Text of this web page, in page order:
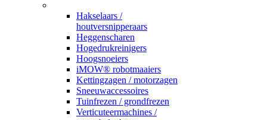
Hakselaars /
houtversnipperaars
Heggenscharen
Hogedrukreinigers
Hoogsnoeiers
iMOW® robotmaaiers
Kettingzagen / motorzagen
Sneeuwaccessoires
Tuinfrezen / grondfrezen
Verticuteermachines /